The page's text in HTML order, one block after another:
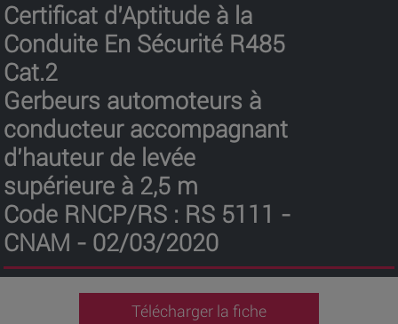
Certificat d’Aptitude à la
Conduite En Sécurité R485
Cat.2
Gerbeurs automoteurs à
conducteur accompagnant
d'hauteur de levée
supérieure à 2,5 m
Code RNCP/RS : RS 5111 -
CNAM - 02/03/2020
Télécharger la fiche